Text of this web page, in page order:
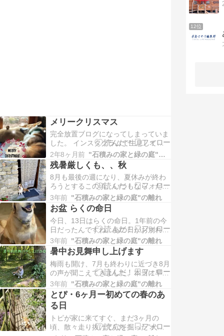
メリークリスマス
完全放置ブログになってしまっていま
した。 インスタグラムで生息してお
ります。メリークリスマスを言いにや
って来ました。皆様の健康と幸せをお
祈りします。
2年8ヶ月前 "石積みの家と緑の庭"の離れ
残暑厳しくも、、秋
8月も最後の週になり、夏休みが終わ
ろうとするこの頃、いつもなら、だい
ぶ秋の気配を感じてきているはずでし
たが、、、今年は、、、残暑が厳しい
です。なんか、あちこちで
3年前 "石積みの家と緑の庭"の離れ
お盆 らくの命日
今日、13日はらくの命日。1年前の今
日だったんですね。あの日がお別れに
なるなんて、思ってもみなかった。前
の日の夜も、次の日の夜にはもう、ら
くの目が覚めないなんて、
3年前 "石積みの家と緑の庭"の離れ
暑中お見舞申し上げます
梅雨も開け、7月も終わりに近づき8月
の声が聞こえてきました。本当に早
い。ブログでは随分なご無沙汰となっ
てしまいました。みんな元気にしてお
ります。とぴもちょうど9ヶ
3年前 "石積みの家と緑の庭"の離れ
とぴ・6ヶ月ー初めての春のあ
る日
トピが家に来てすぐ、まだ3ヶ月の
頃、散々走り抜けて穴を掘った”犬走
12位